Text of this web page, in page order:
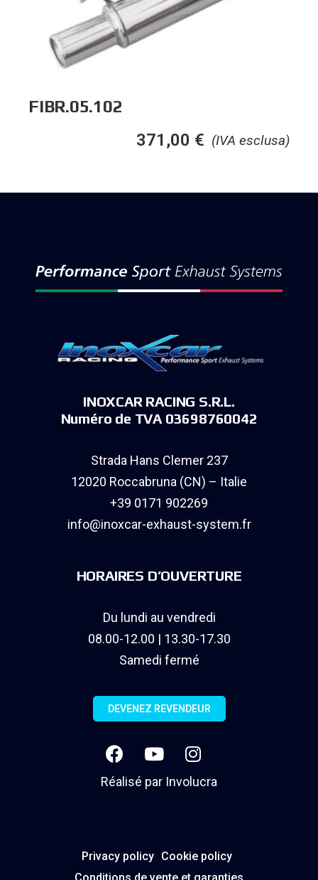
FIBR.05.102
(IVA esclusa)
371,00 €
INOXCAR RACING S.R.L.
Numéro de TVA 03698760042
Strada Hans Clemer 237
12020 Roccabruna (CN) – Italie
+39 0171 902269
info@inoxcar-exhaust-system.fr
HORAIRES D’OUVERTURE
Du lundi au vendredi
08.00-12.00 | 13.30-17.30
Samedi fermé
DEVENEZ REVENDEUR
Réalisé par Involucra
Privacy policy Cookie policy